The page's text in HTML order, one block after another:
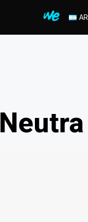
AR
Neutra